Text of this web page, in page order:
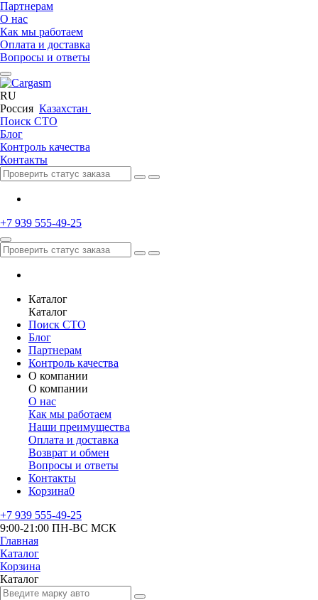
Партнерам
О нас
Как мы работаем
Оплата и доставка
Вопросы и ответы
RU
Россия Казахстан
Поиск СТО
Блог
Контроль качества
Контакты
+7 939 555-49-25
Каталог
Каталог
Поиск СТО
Блог
Партнерам
Контроль качества
О компании
О компании
О нас
Как мы работаем
Наши преимущества
Оплата и доставка
Возврат и обмен
Вопросы и ответы
Контакты
Корзина0
+7 939 555-49-25
9:00-21:00 ПН-ВС МСК
Главная
Каталог
Корзина
Каталог